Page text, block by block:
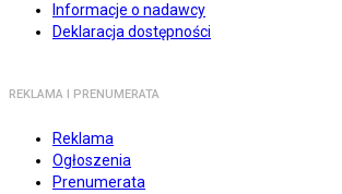
Informacje o nadawcy
Deklaracja dostępności
REKLAMA I PRENUMERATA
Reklama
Ogłoszenia
Prenumerata